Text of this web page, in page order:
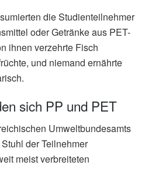
die Studienteilnehmer
oder Getränke aus PET-
ihnen verzehrte Fisch
und niemand ernährte
sich PP und PET
Umweltbundesamts
der Teilnehmer
meist verbreiteten